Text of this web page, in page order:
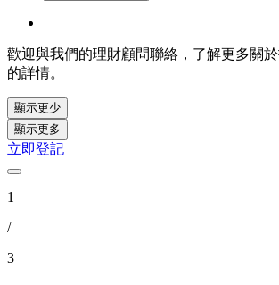
歡迎與我們的理財顧問聯絡，了解更多關
的詳情。
顯示更少
顯示更多
立即登記
1
/
3